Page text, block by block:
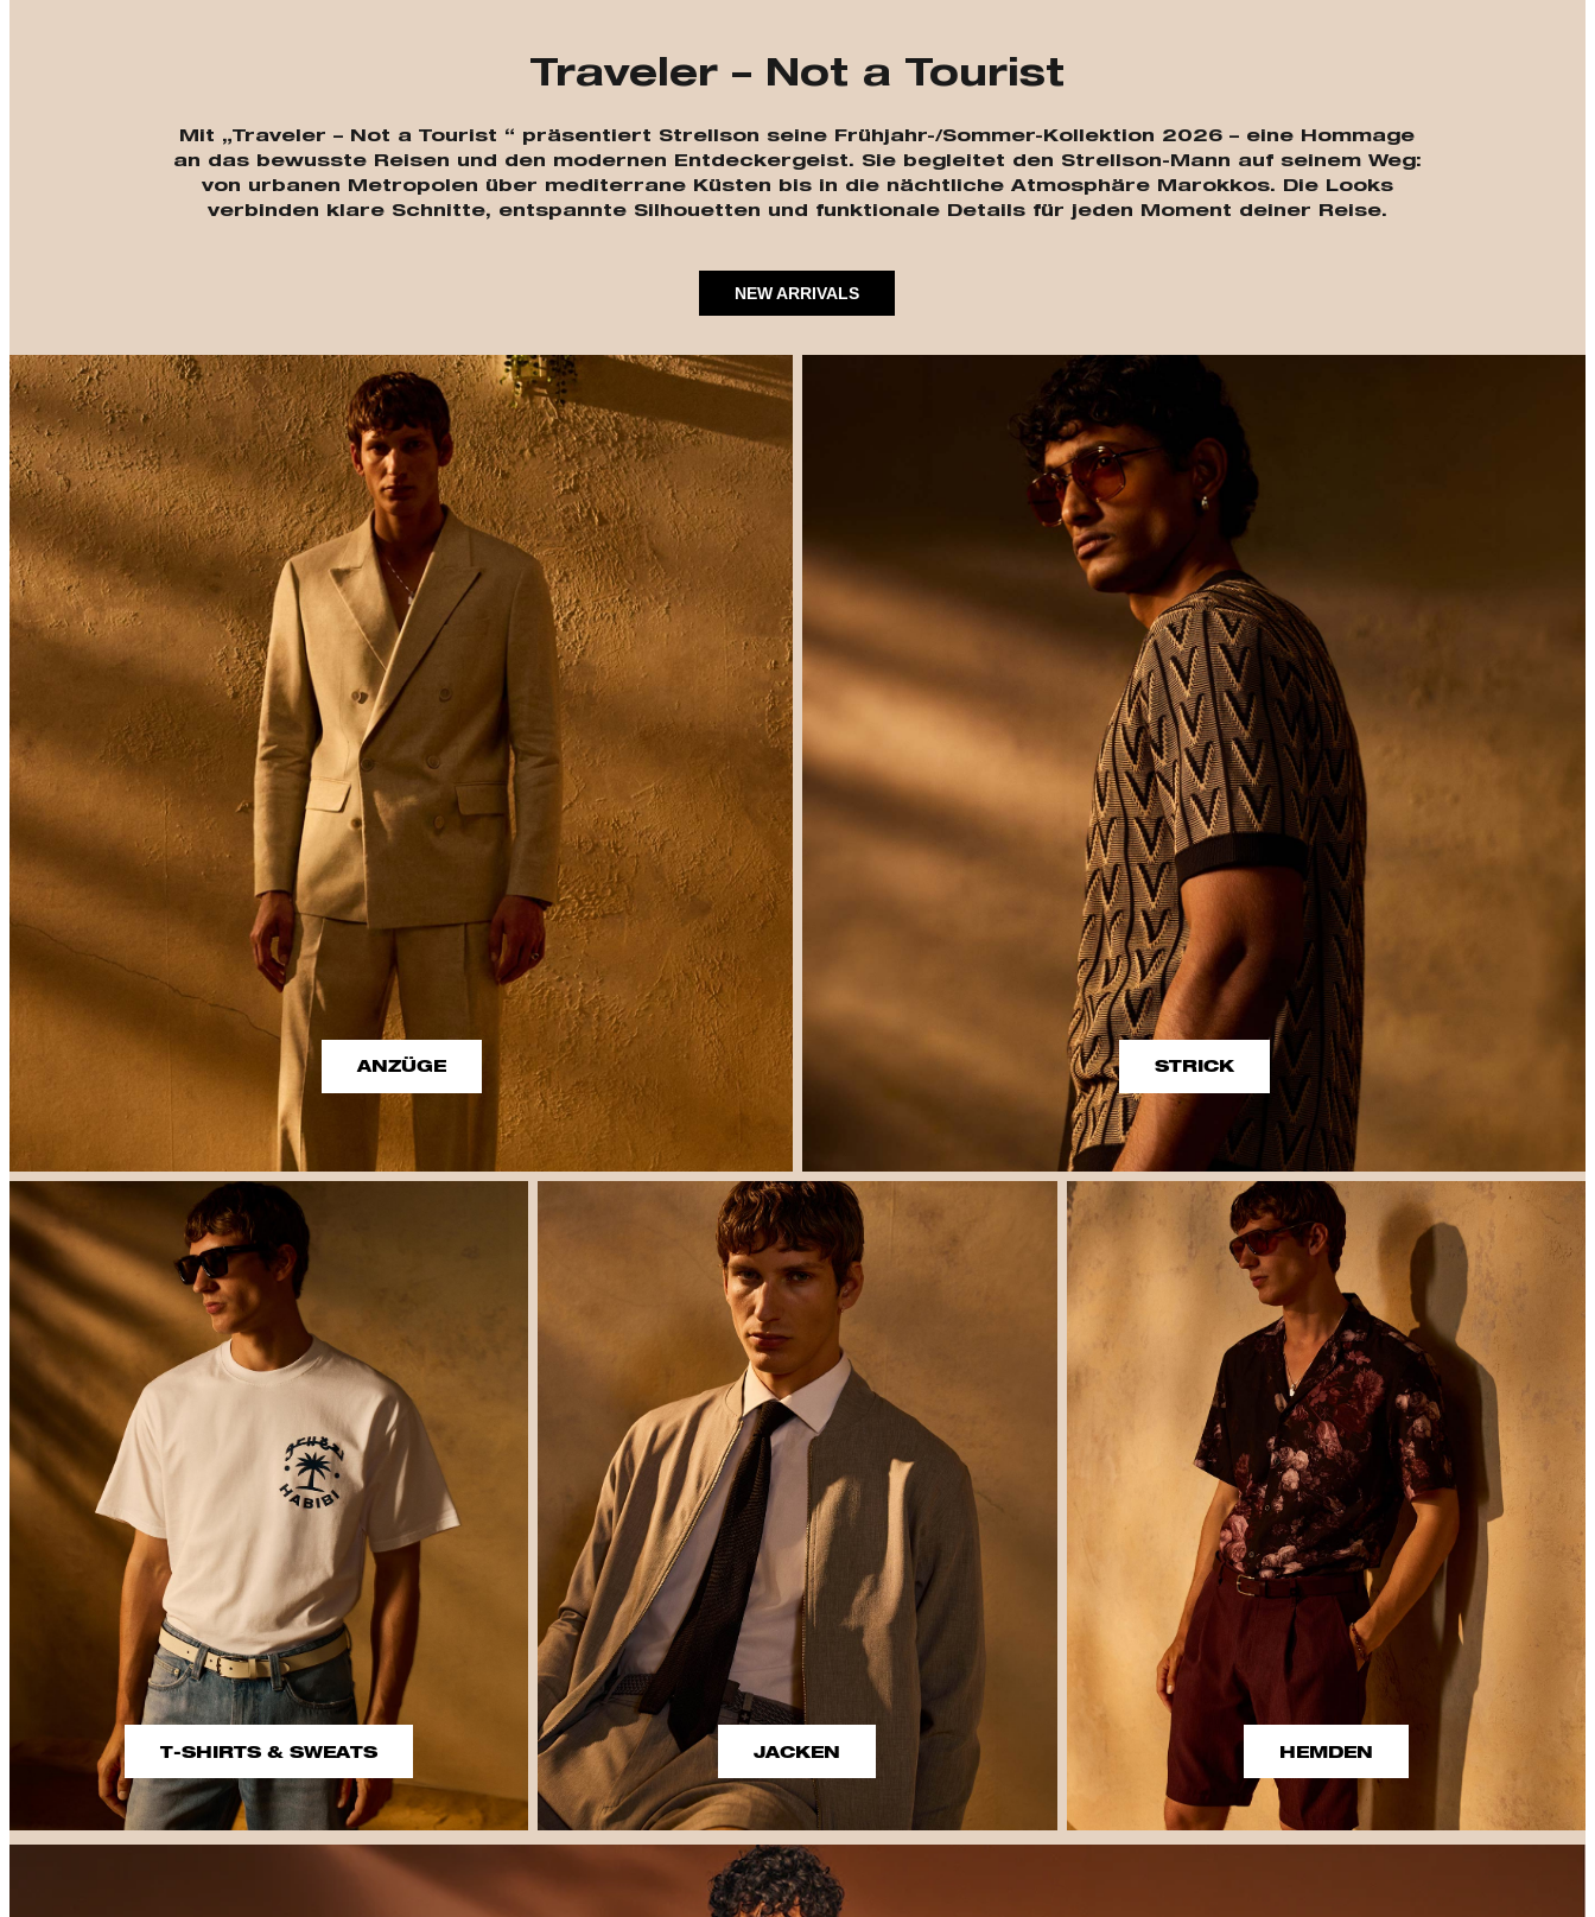
Traveler – Not a Tourist
Mit „Traveler – Not a Tourist “ präsentiert Strellson seine Frühjahr-/Sommer-Kollektion 2026 – eine Hommage
an das bewusste Reisen und den modernen Entdeckergeist. Sie begleitet den Strellson-Mann auf seinem Weg:
von urbanen Metropolen über mediterrane Küsten bis in die nächtliche Atmosphäre Marokkos. Die Looks
verbinden klare Schnitte, entspannte Silhouetten und funktionale Details für jeden Moment deiner Reise.
NEW ARRIVALS
ANZÜGE STRICK
T-SHIRTS & SWEATS JACKEN HEMDEN